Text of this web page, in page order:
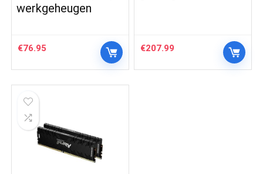
werkgeheugen
€76.95 €207.99